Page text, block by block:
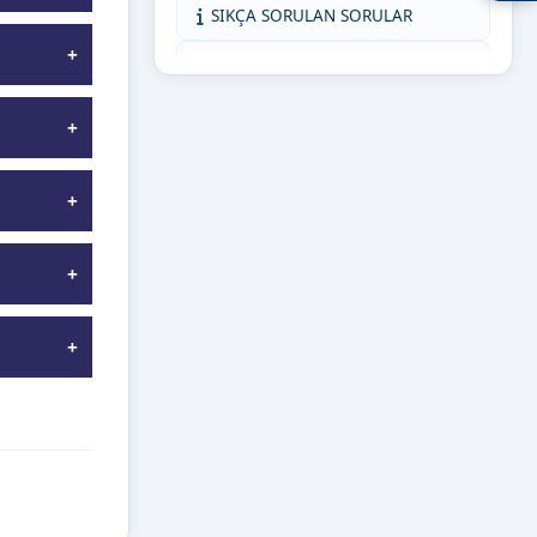
SIKÇA SORULAN SORULAR